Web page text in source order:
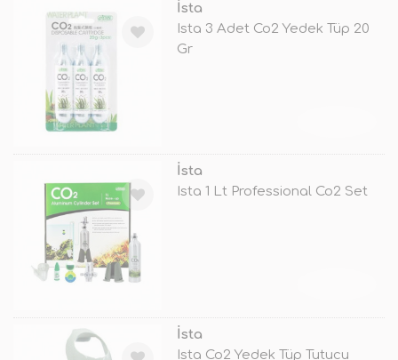
İsta
Ista 3 Adet Co2 Yedek Tüp 20
Gr
İsta
Ista 1 Lt Professional Co2 Set
İsta
Ista Co2 Yedek Tüp Tutucu